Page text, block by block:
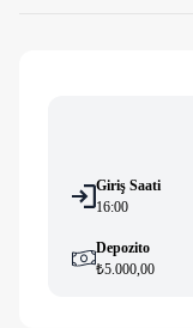
Giriş Saati
16:00
Depozito
₺5.000,00